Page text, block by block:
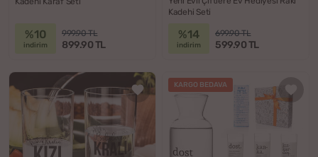
%10
indirim
999.90 TL
899.90 TL
Kadehi Seti
%14
indirim
699.90 TL
599.90 TL
KARGO BEDAVA